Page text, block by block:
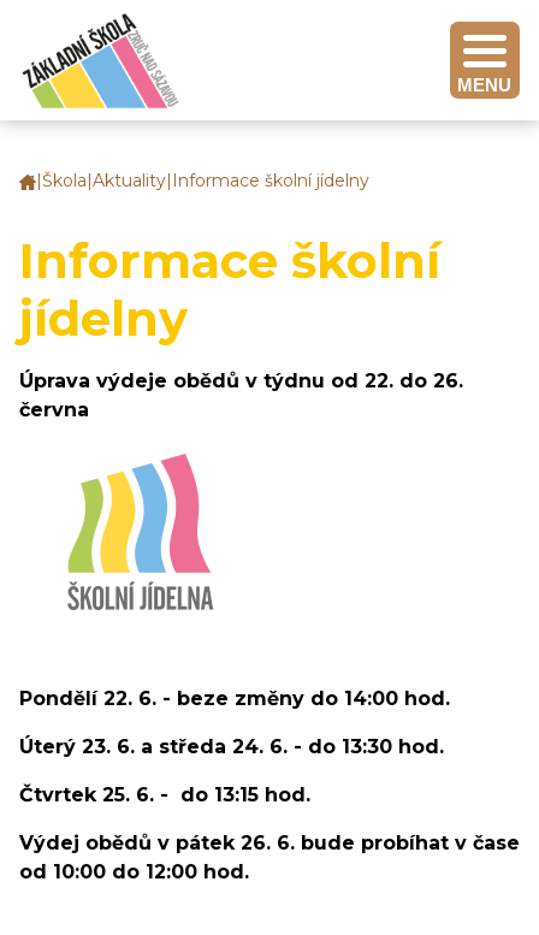
MENU
Základní
nad
Škola Aktuality Informace školní jídelny
Informace školní
jídelny
Úprava výdeje obědů v týdnu od 22. do 26.
června
Pondělí 22. 6. - beze změny do 14:00 hod.
Úterý 23. 6. a středa 24. 6. - do 13:30 hod.
Čtvrtek 25. 6. - do 13:15 hod.
Výdej obědů v pátek 26. 6. bude probíhat v čase
od 10:00 do 12:00 hod.